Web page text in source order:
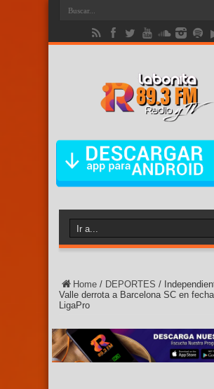
Home / DEPORTES /
Valle derrota a Barcelona SC en
LigaPro